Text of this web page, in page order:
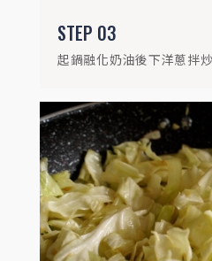
STEP 03
起鍋融化奶油後下洋蔥拌炒
STEP05
最後下蔥段拌炒均勻，